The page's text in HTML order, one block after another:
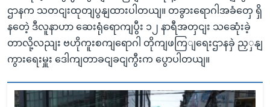
ဌာနက သတငျးထုတျပွနျထားပါတယျ။ တခွားရောဂါအခံတှေ ရှိ
နတေဲ့ ဒီလူနာဟာ ဆေးရုံရောကျပွီး ၁၂ နာရီအတှငျး သဆေုံးခဲ့
တာလို့လညျး ဗဟိုကူးစကျရောဂါ တိုကျဖကြျရေးဌာနခှဲ ညှှနျ
ကွားရေးမှူး ဒေါကျတာခငျခငျကွီးက ပွောပါတယျ။